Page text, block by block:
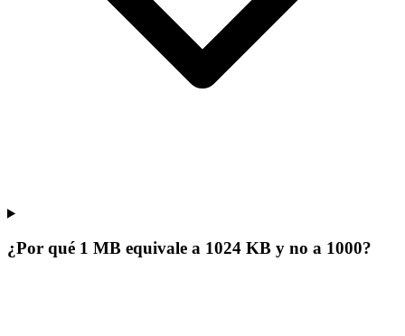
¿Por qué 1 MB equivale a 1024 KB y no a 1000?